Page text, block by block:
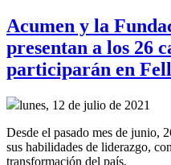
Acumen y la
presentan a los 26
participarán en
lunes, 12 de julio de 2021
Desde el pasado mes de junio,
sus habilidades de liderazgo,
transformación del país.